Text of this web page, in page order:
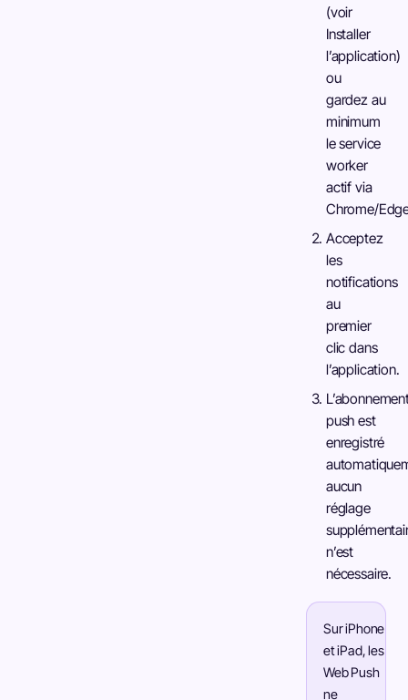
(voir
Installer
l’application)
ou
gardez au
minimum
le service
worker
actif via
Chrome/
Acceptez
les
notifications
au
premier
clic dans
l’application.
push est
enregistré
aucun
réglage
n’est
nécessaire.
Sur iPhone
et iPad, les
Web Push
ne